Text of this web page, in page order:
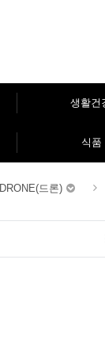
생활건
식품
DRONE(드론)